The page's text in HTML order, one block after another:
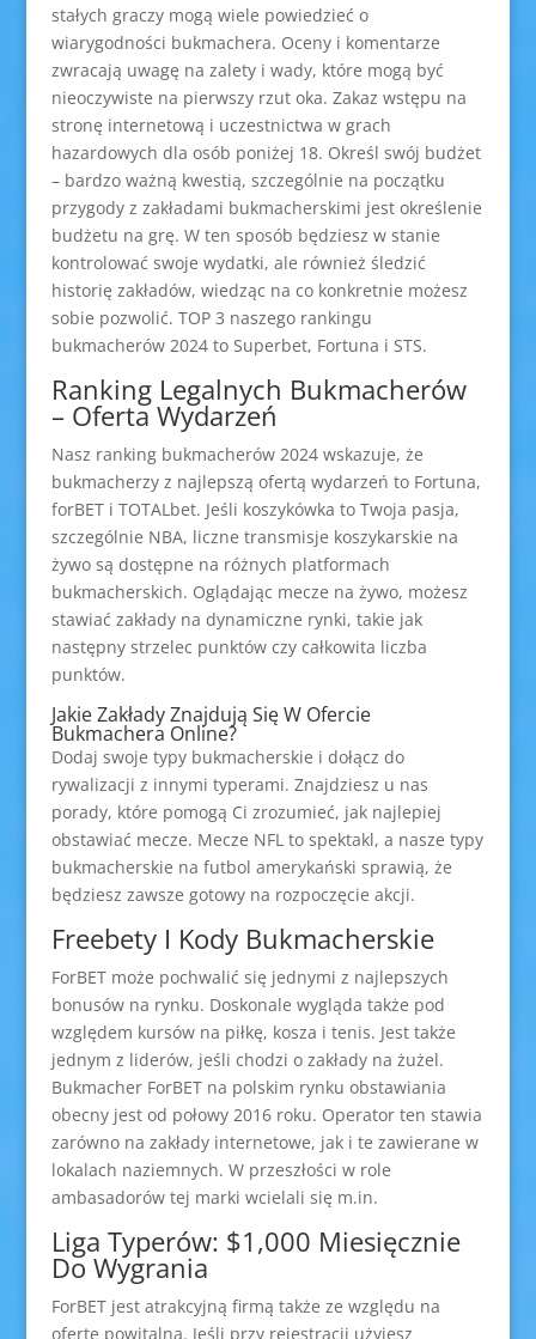
stałych graczy mogą wiele powiedzieć o
wiarygodności bukmachera. Oceny i komentarze
zwracają uwagę na zalety i wady, które mogą być
nieoczywiste na pierwszy rzut oka. Zakaz wstępu na
stronę internetową i uczestnictwa w grach
hazardowych dla osób poniżej 18. Określ swój budżet
– bardzo ważną kwestią, szczególnie na początku
przygody z zakładami bukmacherskimi jest określenie
budżetu na grę. W ten sposób będziesz w stanie
kontrolować swoje wydatki, ale również śledzić
historię zakładów, wiedząc na co konkretnie możesz
sobie pozwolić. TOP 3 naszego rankingu
bukmacherów 2024 to Superbet, Fortuna i STS.
Ranking Legalnych Bukmacherów
– Oferta Wydarzeń
Nasz ranking bukmacherów 2024 wskazuje, że
bukmacherzy z najlepszą ofertą wydarzeń to Fortuna,
forBET i TOTALbet. Jeśli koszykówka to Twoja pasja,
szczególnie NBA, liczne transmisje koszykarskie na
żywo są dostępne na różnych platformach
bukmacherskich. Oglądając mecze na żywo, możesz
stawiać zakłady na dynamiczne rynki, takie jak
następny strzelec punktów czy całkowita liczba
punktów.
Jakie Zakłady Znajdują Się W Ofercie
Bukmachera Online?
Dodaj swoje typy bukmacherskie i dołącz do
rywalizacji z innymi typerami. Znajdziesz u nas
porady, które pomogą Ci zrozumieć, jak najlepiej
obstawiać mecze. Mecze NFL to spektakl, a nasze typy
bukmacherskie na futbol amerykański sprawią, że
będziesz zawsze gotowy na rozpoczęcie akcji.
Freebety I Kody Bukmacherskie
ForBET może pochwalić się jednymi z najlepszych
bonusów na rynku. Doskonale wygląda także pod
względem kursów na piłkę, kosza i tenis. Jest także
jednym z liderów, jeśli chodzi o zakłady na żużel.
Bukmacher ForBET na polskim rynku obstawiania
obecny jest od połowy 2016 roku. Operator ten stawia
zarówno na zakłady internetowe, jak i te zawierane w
lokalach naziemnych. W przeszłości w role
ambasadorów tej marki wcielali się m.in.
Liga Typerów: $1,000 Miesięcznie
Do Wygrania
ForBET jest atrakcyjną firmą także ze względu na
ofertę powitalną. Jeśli przy rejestracji użyjesz